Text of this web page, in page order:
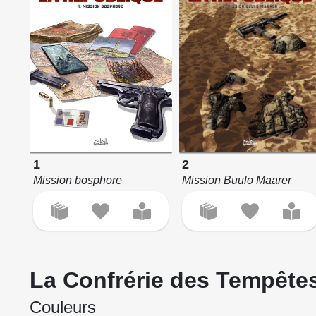
1
Mission bosphore
2
Mission Buulo Maarer
La Confrérie des
Couleurs